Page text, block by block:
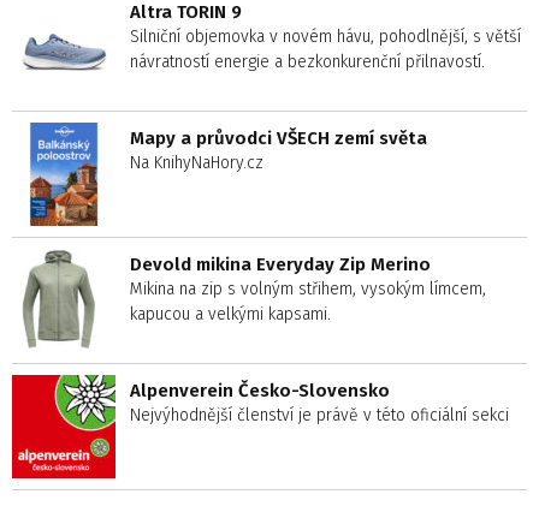
Altra TORIN 9
Silniční objemovka v novém hávu, pohodlnější, s větší
návratností energie a bezkonkurenční přilnavostí.
Mapy a průvodci VŠECH zemí světa
Na KnihyNaHory.cz
Devold mikina Everyday Zip Merino
Mikina na zip s volným střihem, vysokým límcem,
kapucou a velkými kapsami.
Alpenverein Česko-Slovensko
Nejvýhodnější členství je právě v této oficiální sekci